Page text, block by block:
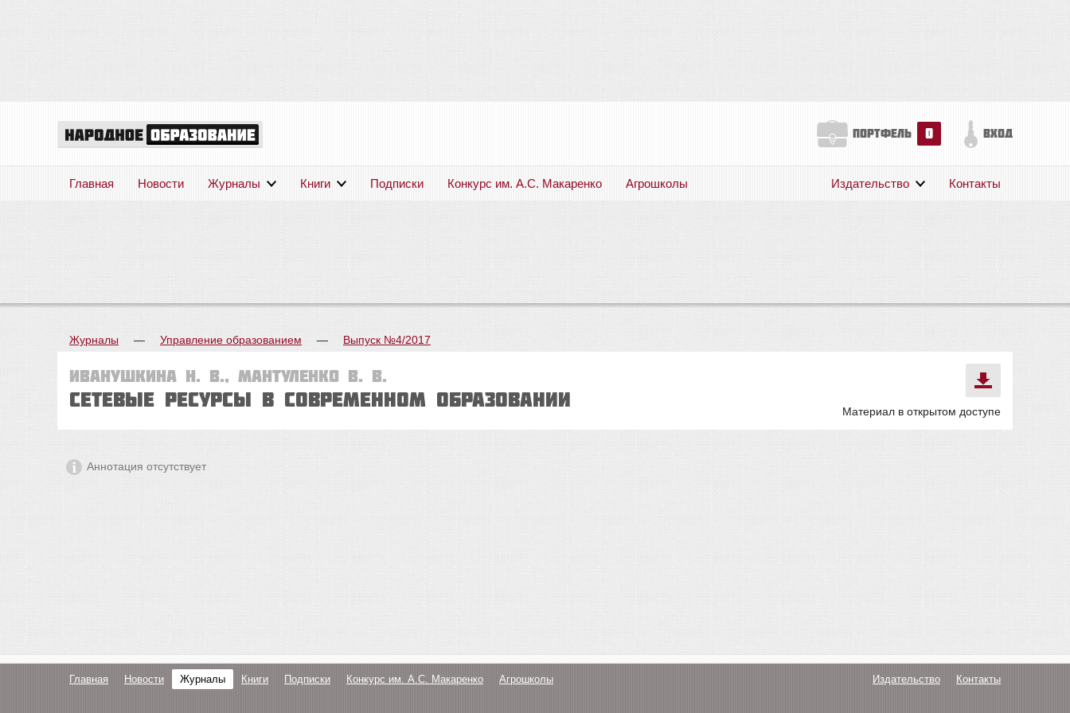
портфель 0 вход
Главная Новости Журналы Книги Подписки Конкурс им. А.С. Макаренко Агрошколы Издательство Контакты
Журналы — Управление образованием — Выпуск №4/2017
Иванушкина Н. В., Мантуленко В. В.
Сетевые ресурсы в современном образовании
Материал в открытом доступе
Аннотация отсутствует
Главная Новости Журналы Книги Подписки Конкурс им. А.С. Макаренко Агрошколы Издательство Контакты